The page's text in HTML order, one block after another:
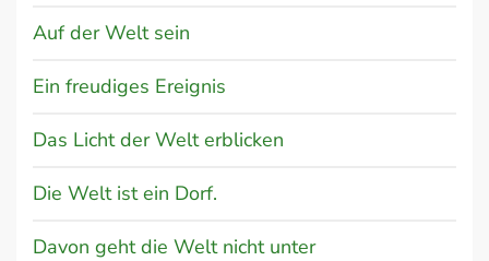
Auf der Welt sein
Ein freudiges Ereignis
Das Licht der Welt erblicken
Die Welt ist ein Dorf.
Davon geht die Welt nicht unter